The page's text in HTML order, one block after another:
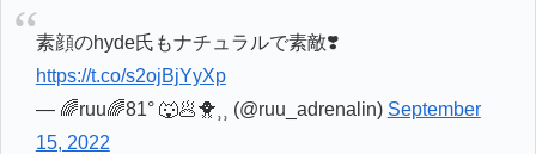
素顔のhyde氏もナチュラルで素敵❣️
https://t.co/s2ojBjYyXp
— 🌈ruu🌈81° 🐺🥟🐥⸒⸒ (@ruu_adrenalin) September
15, 2022